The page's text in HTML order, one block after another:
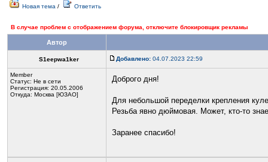
Новая тема / Ответить
В случае проблем с отображением форума, отключите блокировщик рекламы
Автор
S1eepwa1ker Добавлено: 04.07.2023 22:59
Member
Статус: Не в сети
Регистрация: 20.05.2006
Откуда: Москва [ЮЗАО]
Доброго дня!
Для небольшой переделки крепления
Резьба явно дюймовая. Может, кто-то
Заранее спасибо!